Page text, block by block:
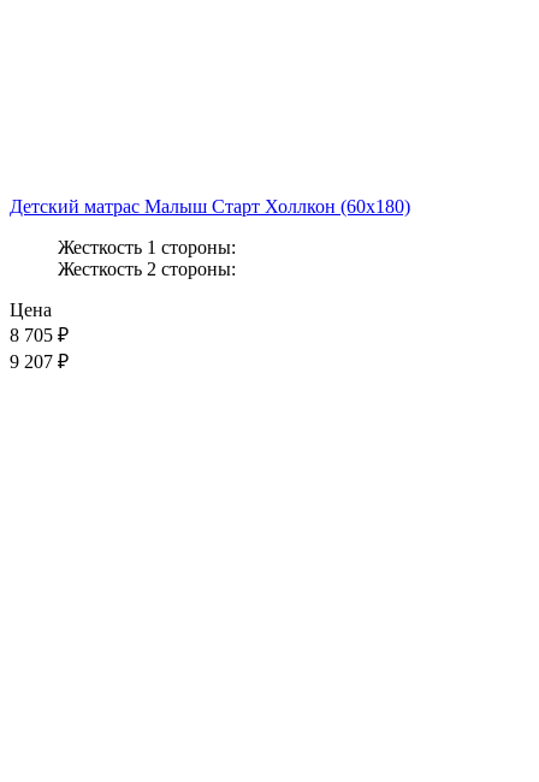
Детский матрас Малыш Старт Холлкон (60x180)
Жесткость 1 стороны:
Жесткость 2 стороны:
Цена
8 705 ₽
9 207 ₽